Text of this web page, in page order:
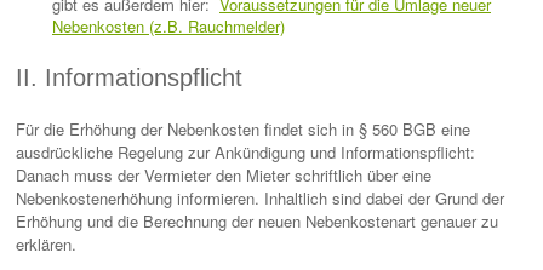
Nebenkosten (z.B. Rauchmelder)
II. Informationspflicht
Für die Erhöhung der Nebenkosten findet sich in § 560 BGB eine
ausdrückliche Regelung zur Ankündigung und Informationspflicht:
Danach muss der Vermieter den Mieter schriftlich über eine
Nebenkostenerhöhung informieren. Inhaltlich sind dabei der Grund der
Erhöhung und die Berechnung der neuen Nebenkostenart genauer zu
erklären.